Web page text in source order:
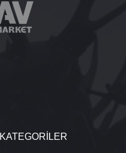
KATEGORİLER